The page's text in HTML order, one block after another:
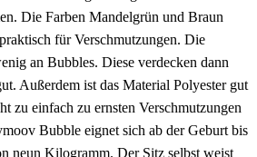
Die Farben Mandelgrün und Braun
für Verschmutzungen. Die
an Bubbles. Diese verdecken dann
Außerdem ist das Material Polyester gut
zu einfach zu ernsten Verschmutzungen
Bubble eignet sich ab der Geburt bis
neun Kilogramm. Der Sitz selbst weist